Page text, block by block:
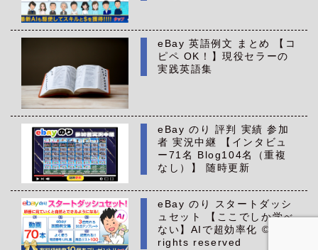
eBay 英語例文 まとめ 【コ
ピペ OK！】現役セラーの
実践英語集
eBay のり 評判 実績 参加
者 実況中継 【インタビュ
ー71名 Blog104名（重複
なし）】 随時更新
eBay のり スタートダッシ
ュセット 【ここでしか学べ
ない】AIで超効率化 ©All
rights reserved